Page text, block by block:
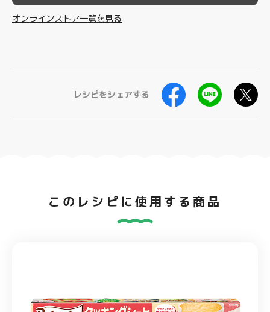
オンラインストア一覧を見る
レシピをシェアする
このレシピに使用する商品